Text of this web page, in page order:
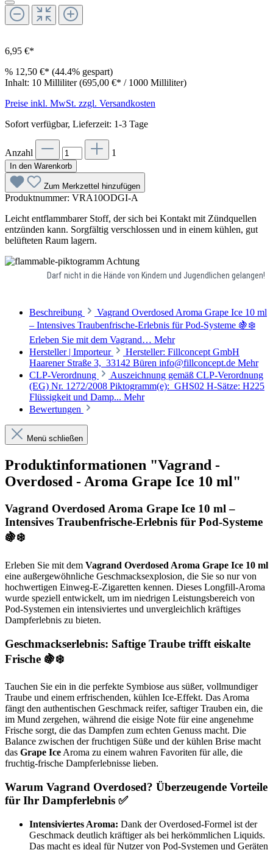
6,95 €*
% 12,50 €* (44.4% gespart)
Inhalt: 10 Milliliter(695,00 €* / 1000 Milliliter)
Preise inkl. MwSt. zzgl. Versandkosten
Sofort verfügbar, Lieferzeit: 1-3 Tage
Anzahl 1
In den Warenkorb
Zum Merkzettel hinzufügen
Produktnummer: VRA10ODGI-A
Leicht entflammbarer Stoff, der sich bei Kontakt mit Zündquellen
entzünden kann. Sorgfältig verschlossen und in einem kühlen, gut
belüfteten Raum lagern.
Achtung
Darf nicht in die Hände von Kindern und Jugendlichen gelangen!
Beschreibung
Vagrand Overdosed Aroma Grape Ice 10 ml
– Intensives Traubenfrische-Erlebnis für Pod-Systeme 🍇❄️
Erleben Sie mit dem Vagrand… Mehr
Hersteller | Importeur
Hersteller: Fillconcept GmbH
Haarener Straße 3, 33142 Büren info@fillconcept.de Mehr
CLP-Verordnung
Auszeichnung gemäß CLP-Verordnung
(EG) Nr. 1272/2008 Piktogramm(e): GHS02 H-Sätze: H225
Flüssigkeit und Damp... Mehr
Bewertungen
Menü schließen
Produktinformationen "Vagrand -
Overdosed - Aroma Grape Ice 10 ml"
Vagrand Overdosed Aroma Grape Ice 10 ml –
Intensives Traubenfrische-Erlebnis für Pod-Systeme
🍇❄️
Erleben Sie mit dem Vagrand Overdosed Aroma Grape Ice 10 ml
eine außergewöhnliche Geschmacksexplosion, die Sie so nur von
hochwertigen Einweg-E-Zigaretten kennen. Dieses Longfill-Aroma
wurde speziell entwickelt, um im niedrigen Leistungsbereich von
Pod-Systemen ein intensiviertes und unvergleichlich kräftiges
Dampferlebnis zu bieten.
Geschmackserlebnis: Saftige Traube trifft eiskalte
Frische 🍇❄️
Tauchen Sie ein in die perfekte Symbiose aus süßer, vollmundiger
Traube und einem erfrischenden, kühlen Ice-Effekt. Das Aroma
fängt den authentischen Geschmack reifer, saftiger Trauben ein, die
im Mund zergehen, während die eisige Note für eine angenehme
Frische sorgt, die das Dampfen zum echten Genuss macht. Die
Balance zwischen der fruchtigen Süße und der kühlen Brise macht
das Grape Ice Aroma zu einem wahren Favoriten für alle, die
fruchtig-frische Dampferlebnisse lieben.
Warum Vagrand Overdosed? Überzeugende Vorteile
für Ihr Dampferlebnis ✅
Intensiviertes Aroma: Dank der Overdosed-Formel ist der
Geschmack deutlich kräftiger als bei herkömmlichen Liquids.
Das macht es ideal für Nutzer von Pod-Systemen und Geräten